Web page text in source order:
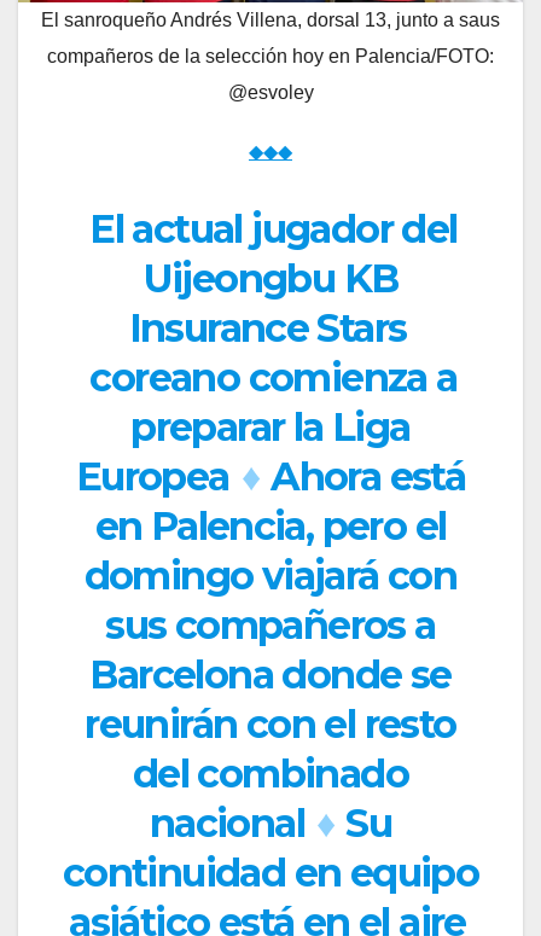
El sanroqueño Andrés Villena, dorsal 13, junto a saus
compañeros de la selección hoy en Palencia/FOTO:
@esvoley
◆◆◆
El actual jugador del
Uijeongbu KB
Insurance Stars
coreano comienza a
preparar la Liga
Europea ♦ Ahora está
en Palencia, pero el
domingo viajará con
sus compañeros a
Barcelona donde se
reunirán con el resto
del combinado
nacional ♦ Su
continuidad en equipo
asiático está en el aire